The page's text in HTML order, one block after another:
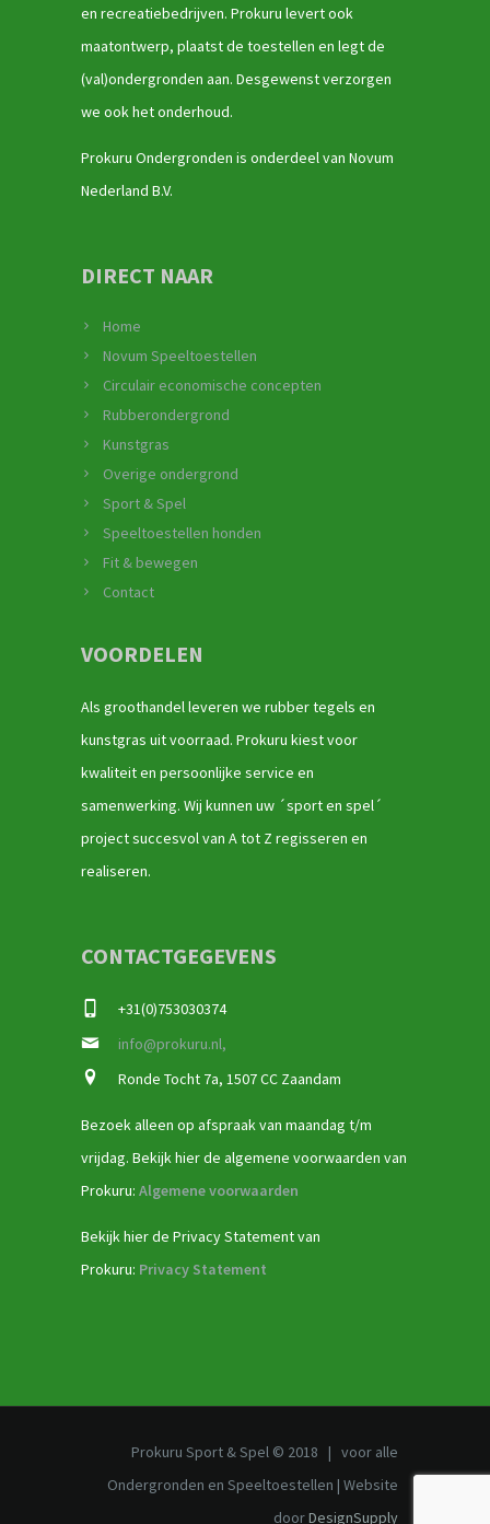
en recreatiebedrijven. Prokuru levert ook
maatontwerp, plaatst de toestellen en legt de
(val)ondergronden aan. Desgewenst verzorgen
we ook het onderhoud.
Prokuru Ondergronden is onderdeel van Novum
Nederland B.V.
DIRECT NAAR
Home
Novum Speeltoestellen
Circulair economische concepten
Rubberondergrond
Kunstgras
Overige ondergrond
Sport & Spel
Speeltoestellen honden
Fit & bewegen
Contact
VOORDELEN
Als groothandel leveren we rubber tegels en
kunstgras uit voorraad. Prokuru kiest voor
kwaliteit en persoonlijke service en
samenwerking. Wij kunnen uw ´sport en spel´
project succesvol van A tot Z regisseren en
realiseren.
CONTACTGEGEVENS
+31(0)753030374
info@prokuru.nl,
Ronde Tocht 7a, 1507 CC Zaandam
Bezoek alleen op afspraak van maandag t/m
vrijdag. Bekijk hier de algemene voorwaarden van
Prokuru: Algemene voorwaarden
Bekijk hier de Privacy Statement van
Prokuru: Privacy Statement
Prokuru Sport & Spel © 2018 | voor alle
Ondergronden en Speeltoestellen | Website
doorDesignSupply